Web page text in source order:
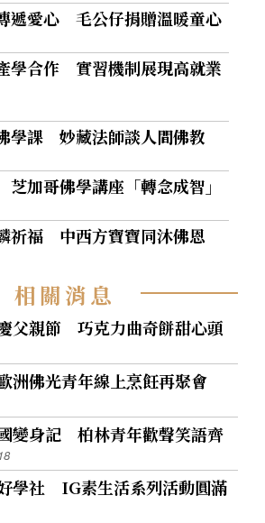
遞愛心 毛公仔捐贈溫暖童心
學合作 實習機制展現高就業
學課 妙藏法師談人間佛教
加哥佛學講座「轉念成智」
祈福 中西方寶寶同沐佛恩
相關消息
父親節 巧克力曲奇餅甜心頭
佛光青年線上烹飪再聚會
變身記 柏林青年歡聲笑語齊
學社 IG素生活系列活動圓滿